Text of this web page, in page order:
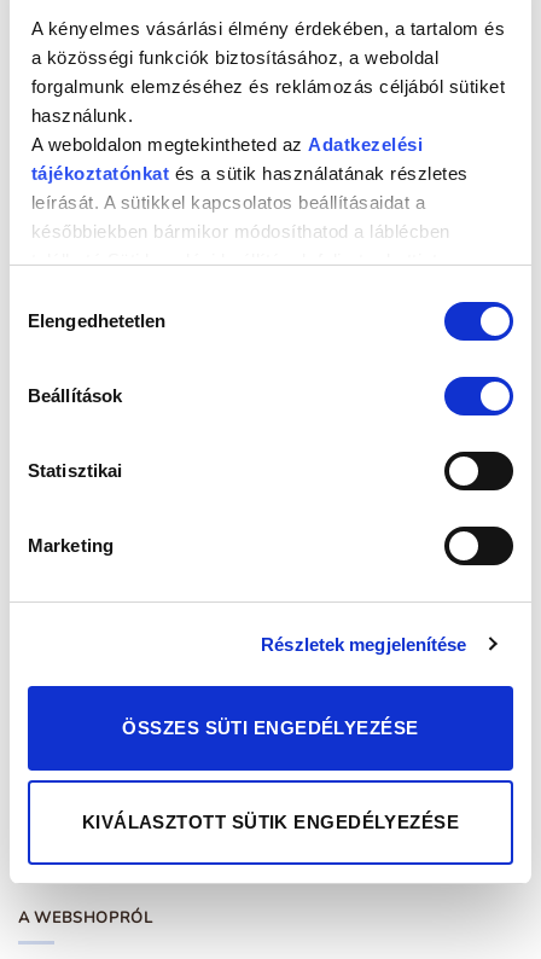
A kényelmes vásárlási élmény érdekében, a tartalom és
a közösségi funkciók biztosításához, a weboldal
forgalmunk elemzéséhez és reklámozás céljából sütiket
használunk.
A weboldalon megtekintheted azAdatkezelési
tájékoztatónkat és a sütik használatának részletes
leírását. A sütikkel kapcsolatos beállításaidat a
későbbiekben bármikor módosíthatod a láblécben
található Süti kezelési beállítások feliratra kattintva.
kiválasztása
Elengedhetetlen
Beállítások
Statisztikai
Marketing
Részletek megjelenítése
ÖSSZES SÜTI ENGEDÉLYEZÉSE
KIVÁLASZTOTT SÜTIK ENGEDÉLYEZÉSE
Íme a 2025. évi, friss útipatika-lista!
Vélemény, hozzászólás?
Az e-mail címet nem tesszük közzé.A kötelező mezőket*
karakterrel jelöltük
Hozzászólás*
böngészőben a következő hozzászólásomhoz.
A WEBSHOPRÓL